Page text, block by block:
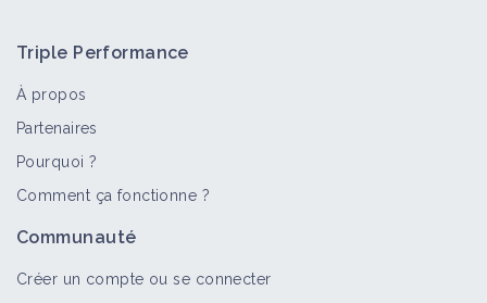
Triple Performance
À propos
Partenaires
Pourquoi ?
Comment ça fonctionne ?
Communauté
Créer un compte ou se connecter